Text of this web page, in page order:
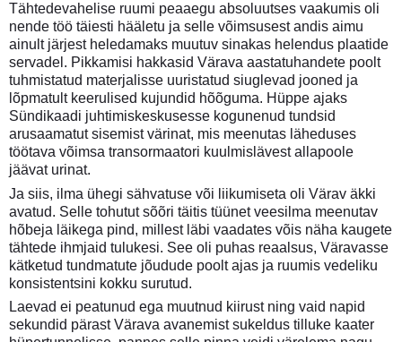
Tähtedevahelise ruumi peaaegu absoluutses vaakumis oli
nende töö täiesti hääletu ja selle võimsusest andis aimu
ainult järjest heledamaks muutuv sinakas helendus plaatide
servadel. Pikkamisi hakkasid Värava aastatuhandete poolt
tuhmistatud materjalisse uuristatud siuglevad jooned ja
lõpmatult keerulised kujundid hõõguma. Hüppe ajaks
Sündikaadi juhtimiskeskusesse kogunenud tundsid
arusaamatut sisemist värinat, mis meenutas läheduses
töötava võimsa transormaatori kuulmislävest allapoole
jäävat urinat.
Ja siis, ilma ühegi sähvatuse või liikumiseta oli Värav äkki
avatud. Selle tohutut sõõri täitis tüünet veesilma meenutav
hõbeja läikega pind, millest läbi vaadates võis näha kaugete
tähtede ihmjaid tulukesi. See oli puhas reaalsus, Väravasse
kätketud tundmatute jõudude poolt ajas ja ruumis vedeliku
konsistentsini kokku surutud.
Laevad ei peatunud ega muutnud kiirust ning vaid napid
sekundid pärast Värava avanemist sukeldus tilluke kaater